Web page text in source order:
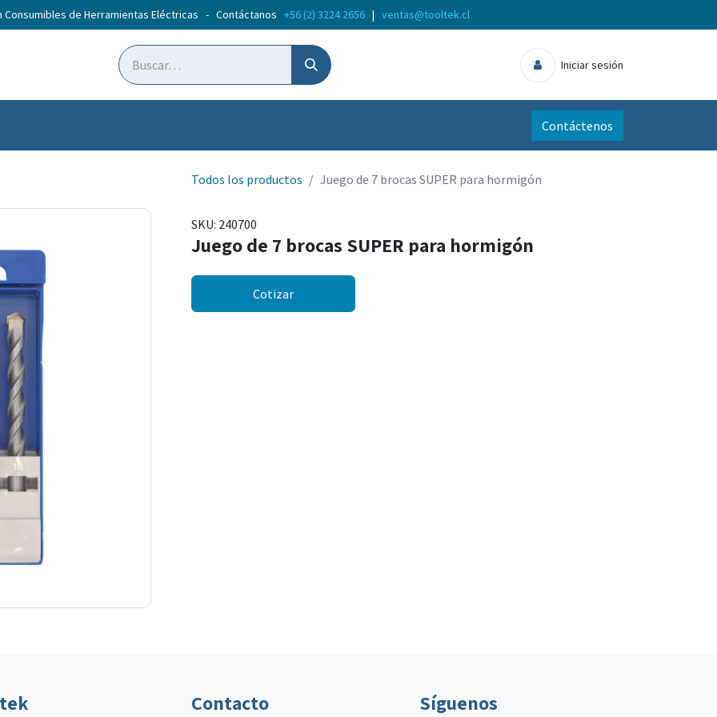
Consumibles de Herramientas Eléctricas - Contáctanos +56 (2) 3224 2656 | ventas@tooltek.cl
Iniciar sesión
Contáctenos
Todos los productos Juego de 7 brocas SUPER para hormigón
SKU: 240700
Juego de 7 brocas SUPER para hormigón
Cotizar
Contacto Síguenos